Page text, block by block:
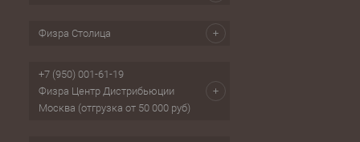
Физра Столица
+7 (950) 001-61-19
Физра Центр Дистрибьюции
Москва (отгрузка от 50 000 руб)